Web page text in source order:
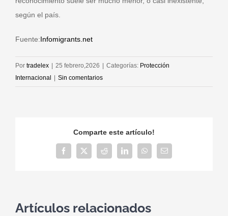
según el país.
Fuente:Infomigrants.net
Por tradelex 25 febrero,2026 Categorías: Protección
Internacional
Sin comentarios
Comparte este artículo!
Facebook
X Reddit LinkedInWhatsAppCorreo
electrónico
Artículos relacionados